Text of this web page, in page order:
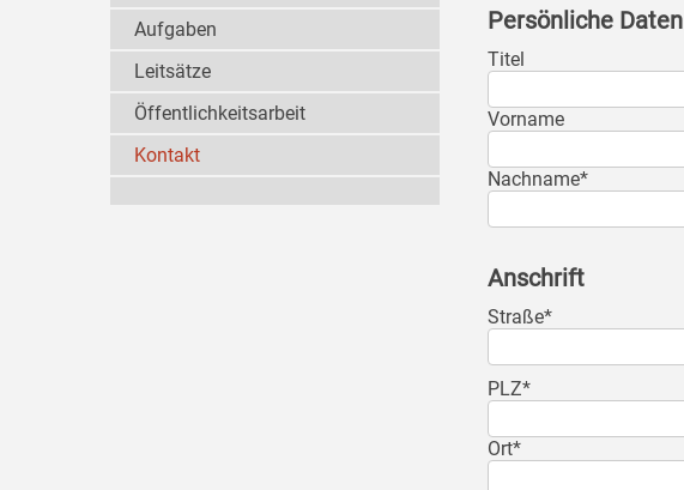
Persönliche Daten
Titel
Vorname
Nachname*
Anschrift
Straße*
PLZ*
Ort*
Aufgaben
Leitsätze
Öffentlichkeitsarbeit
Kontakt